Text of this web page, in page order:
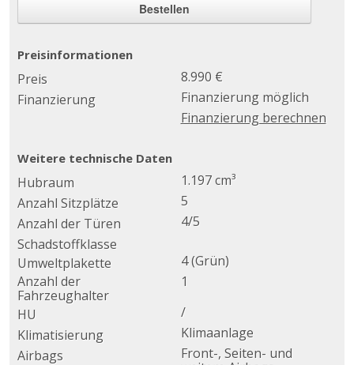
Bestellen
Preisinformationen
Preis
8.990 €
Finanzierung
Finanzierung möglich
Finanzierung berechnen
Weitere technische Daten
Hubraum
1.197 cm³
Anzahl Sitzplätze
5
Anzahl der Türen
4/5
Schadstoffklasse
Umweltplakette
4 (Grün)
Anzahl der
Fahrzeughalter
1
HU
/
Klimatisierung
Klimaanlage
Airbags
Front-, Seiten- und